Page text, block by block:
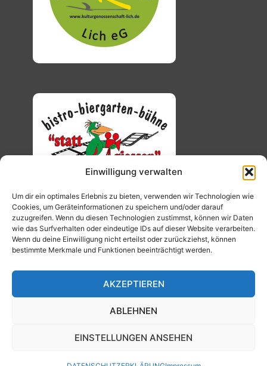
Einwilligung verwalten
Um dir ein optimales Erlebnis zu bieten, verwenden wir Technologien wie
Cookies, um Geräteinformationen zu speichern und/oder darauf
zuzugreifen. Wenn du diesen Technologien zustimmst, können wir Daten
wie das Surfverhalten oder eindeutige IDs auf dieser Website verarbeiten.
Wenn du deine Einwilligung nicht erteilst oder zurückziehst, können
bestimmte Merkmale und Funktionen beeinträchtigt werden.
AKZEPTIEREN
ABLEHNEN
EINSTELLUNGEN ANSEHEN
© 2026 Kino Traumstern.
Umsetzung: Edgar Reinhardt